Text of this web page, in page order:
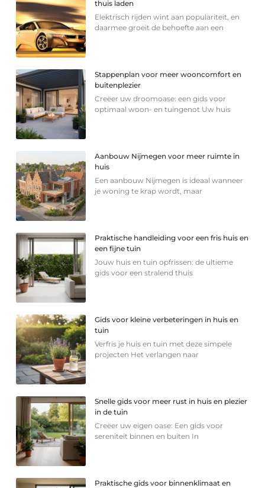
thuis laden
Elektrisch rijden wint aan populariteit, en
daarmee groeit de behoefte aan een
Stappenplan voor meer wooncomfort en
buitenplezier
Creëer uw droomoase: een gids voor
optimaal woon- en tuingenot Uw huis
Aanbouw Nijmegen voor meer ruimte in
huis
Een aanbouw Nijmegen is ideaal wanneer
je woning te krap wordt, maar
Praktische handleiding voor een fris huis en
een fijne tuin
Jouw huis en tuin opfrissen: de ultieme
gids voor een stralend thuis
Gids voor kleine verbeteringen in huis en
tuin
Verfris je huis en tuin met deze simpele
projecten Het verlangen naar
Snelle gids voor meer rust in huis en plezier
in de tuin
Creëer uw eigen oase: Een gids voor
sereniteit binnen en buiten In
Praktische gids voor binnenklimaat en